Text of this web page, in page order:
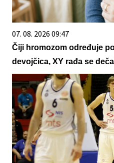
07. 08. 2026 09:47
Čiji hromozom određuje
devojčica, XY rađa se